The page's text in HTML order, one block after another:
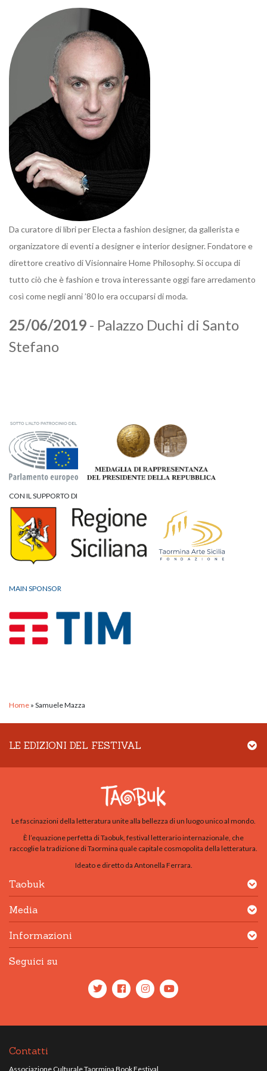
Da curatore di libri per Electa a fashion designer, da gallerista e
organizzatore di eventi a designer e interior designer. Fondatore e
direttore creativo di Visionnaire Home Philosophy. Si occupa di
tutto ciò che è fashion e trova interessante oggi fare arredamento
così come negli anni ’80 lo era occuparsi di moda.
25/06/2019 - Palazzo Duchi di Santo
Stefano
CON IL SUPPORTO DI
MAIN SPONSOR
Home » Samuele Mazza
LE EDIZIONI DEL FESTIVAL
Le fascinazioni della letteratura unite alla bellezza di un luogo unico al mondo.
È l’equazione perfetta di Taobuk, festival letterario internazionale, che
raccoglie la tradizione di Taormina quale capitale cosmopolita della letteratura.
Ideato e diretto da Antonella Ferrara.
Taobuk
Media
Informazioni
Seguici su
Contatti
Associazione Culturale Taormina Book Festival